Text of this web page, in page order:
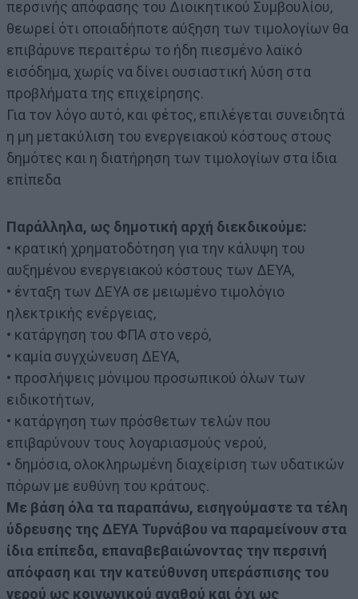
περσινής απόφασης του Διοικητικού Συμβουλίου,
θεωρεί ότι οποιαδήποτε αύξηση των τιμολογίων θα
επιβάρυνε περαιτέρω το ήδη πιεσμένο λαϊκό
εισόδημα, χωρίς να δίνει ουσιαστική λύση στα
προβλήματα της επιχείρησης.
Για τον λόγο αυτό, και φέτος, επιλέγεται συνειδητά
η μη μετακύλιση του ενεργειακού κόστους στους
δημότες και η διατήρηση των τιμολογίων στα ίδια
επίπεδα
Παράλληλα, ως δημοτική αρχή διεκδικούμε:
• κρατική χρηματοδότηση για την κάλυψη του
αυξημένου ενεργειακού κόστους των ΔΕΥΑ,
• ένταξη των ΔΕΥΑ σε μειωμένο τιμολόγιο
ηλεκτρικής ενέργειας,
• κατάργηση του ΦΠΑ στο νερό,
• καμία συγχώνευση ΔΕΥΑ,
• προσλήψεις μόνιμου προσωπικού όλων των
ειδικοτήτων,
• κατάργηση των πρόσθετων τελών που
επιβαρύνουν τους λογαριασμούς νερού,
• δημόσια, ολοκληρωμένη διαχείριση των υδατικών
πόρων με ευθύνη του κράτους.
Με βάση όλα τα παραπάνω, εισηγούμαστε τα τέλη
ύδρευσης της ΔΕΥΑ Τυρνάβου να παραμείνουν στα
ίδια επίπεδα, επαναβεβαιώνοντας την περσινή
απόφαση και την κατεύθυνση υπεράσπισης του
νερού ως κοινωνικού αγαθού και όχι ως